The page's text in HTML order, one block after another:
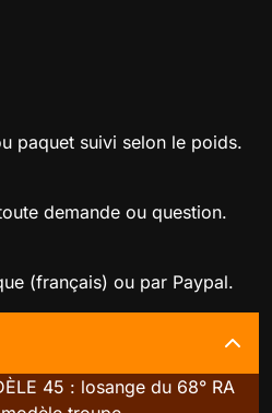
paquet suivi selon le poids.
demande ou question.
(français) ou par Paypal.
45 : losange du 68° RA